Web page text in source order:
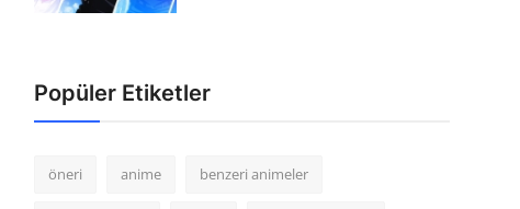
Popüler Etiketler
öneri anime benzeri animeler